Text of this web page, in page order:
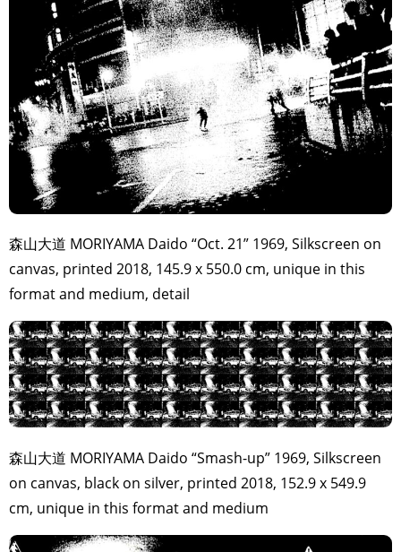
森山大道 MORIYAMA Daido “Oct. 21” 1969, Silkscreen on
canvas, printed 2018, 145.9 x 550.0 cm, unique in this
format and medium, detail
森山大道 MORIYAMA Daido “Smash-up” 1969, Silkscreen
on canvas, black on silver, printed 2018, 152.9 x 549.9
cm, unique in this format and medium